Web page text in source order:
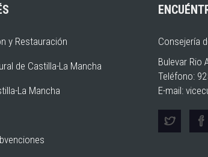
y Restauración
de Castilla-La Mancha
La Mancha
Consejería
Bulevar Rio
Teléfono:
E-mail: